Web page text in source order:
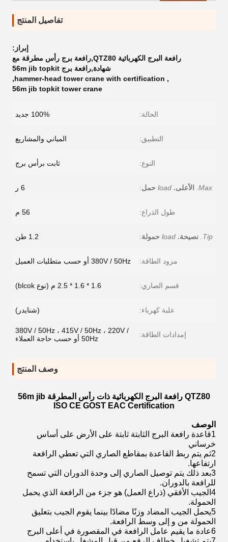
تفاصيل المنتج
إبراز:
رافعة البرج الكهربائية QTZ80,رافعة برج رأس مطرقة مع
شهادة,رافعة برج 56m jib topkit
,
hammer-head tower crane with certification
,
56m jib topkit tower crane
الحالة: 100% جديد
التطبيق: المباني والمشاريع
النوع: ثابت برأس برج
Max. الأعلى. load حمل: 6 ر
طول الذراع: 56 م
Tip. نصيحة. load حمولة: 1.2 طن
مزود الطاقة: 380V / 50Hz أو حسب متطلبات العميل
قسم الصاري: 1.6 * 1.6 * 2.5 م (نوع blcok)
علبة كهرباء: (شنايدر)
إمدادات الطاقة:
380V / 50Hz ، 415V / 50Hz ، 220V /
50Hz أو حسب حاجة العملاء
وصف المنتج
QTZ80 رافعة البرج الكهربائية ذات رأس المطرقة 56m jib
ISO CE GOST EAC Certification
الوصف
1قاعدة رافعة البرج الثابتة ثابتة على الأرض على أساس
خرساني
2ثم يتم ربط القاعدة بمقاطع الصاري التي تعطي الرافعة
ارتفاعها.
3بعد ذلك يتم توصيل الصاري إلى وحدة الدوران التي تسمح
للرافعة بالدوران.
4الجيب الأفقي (ذراع العمل) هو جزء من الرافعة الذي يحمل
الحمولة.
5يحمل الجيب المضاد وزنًا مضادًا بينما يقوم الجيب بتعليق
الحمولة من و إلى وسط الرافعة.
6عادة ما يقيم عامل الرافعة في المقصورة في أعلى البرج